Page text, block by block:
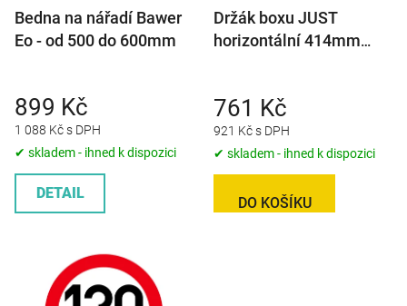
o
d
k
ů
Bedna na nářadí Bawer
Eo - od 500 do 600mm
1 088 Kč s DPH
899 Kč
✔ skladem - ihned k dispozici
DETAIL
Držák boxu JUST
horizontální 414mm
921 Kč s DPH
761 Kč
✔ skladem - ihned k dispozici
DO KOŠÍKU